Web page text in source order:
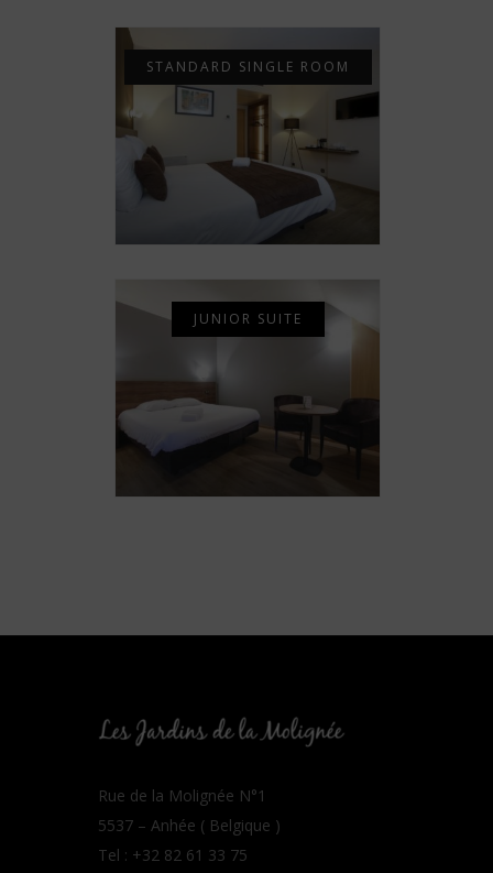
STANDARD SINGLE ROOM
JUNIOR SUITE
Rue de la Molignée N°1
5537 – Anhée ( Belgique )
Tel : +32 82 61 33 75